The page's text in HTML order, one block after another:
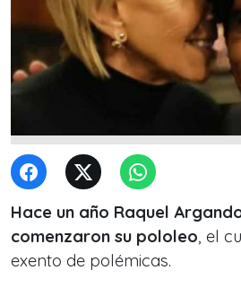
Hace un año Raquel
comenzaron su pololeo, el
exento de polémicas.